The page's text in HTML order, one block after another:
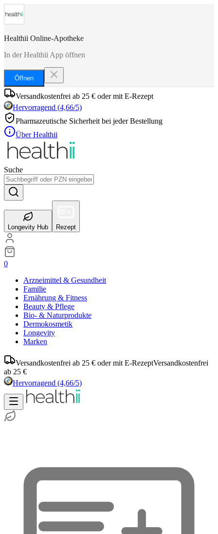
Healthii Online-Apotheke
In der Healthii App öffnen
Öffnen
Versandkostenfrei ab 25 € oder mit E-Rezept
Hervorragend (4,66/5)
Pharmazeutische Sicherheit bei jeder Bestellung
Über Healthii
Suche
Longevity Hub Rezept
0
Arzneimittel & Gesundheit
Familie
Ernährung & Fitness
Beauty & Pflege
Bio- & Naturprodukte
Dermokosmetik
Longevity
Marken
Versandkostenfrei ab 25 € oder mit E-RezeptVersandkostenfrei
ab 25 €
Hervorragend (4,66/5)